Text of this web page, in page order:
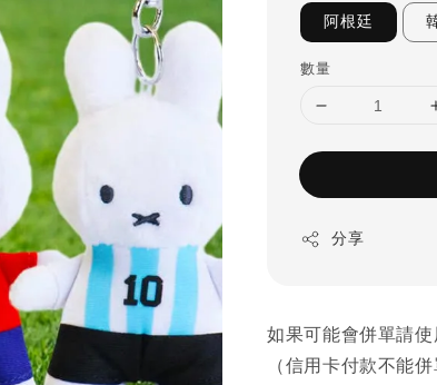
阿根廷
數量
分享
如果可能會併單請
（信用卡付款不能併